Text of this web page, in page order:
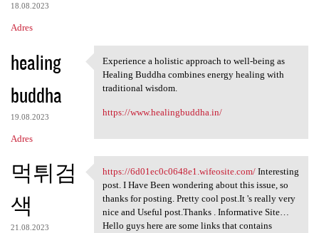
18.08.2023
Adres
healing
buddha
19.08.2023
Adres
Experience a holistic
Experience a holistic approach to well-being as
Healing Buddha combines energy healing with
traditional wisdom.
https://www.healingbuddha.in/
먹튀검
색
21.08.2023
https://6d01ec0c0648e1
https://6d01ec0c0648e1.wifeosite.com/Interesting
post. I Have Been wondering about this issue, so
thanks for posting. Pretty cool post.It 's really very
nice and Useful post.Thanks . Informative Site…
Hello guys here are some links that contains